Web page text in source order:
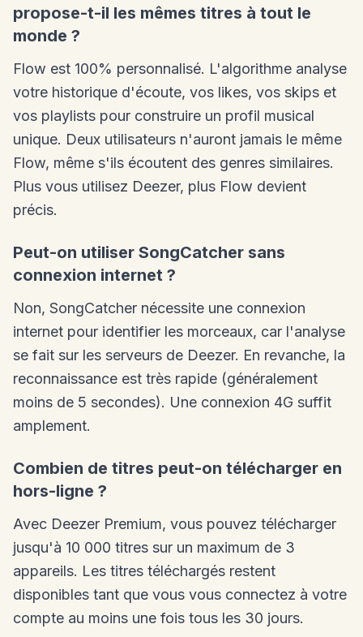
propose-t-il les mêmes titres à tout le
monde ?
Flow est 100% personnalisé. L'algorithme analyse
votre historique d'écoute, vos likes, vos skips et
vos playlists pour construire un profil musical
unique. Deux utilisateurs n'auront jamais le même
Flow, même s'ils écoutent des genres similaires.
Plus vous utilisez Deezer, plus Flow devient
précis.
Peut-on utiliser SongCatcher sans
connexion internet ?
Non, SongCatcher nécessite une connexion
internet pour identifier les morceaux, car l'analyse
se fait sur les serveurs de Deezer. En revanche, la
reconnaissance est très rapide (généralement
moins de 5 secondes). Une connexion 4G suffit
amplement.
Combien de titres peut-on télécharger en
hors-ligne ?
Avec Deezer Premium, vous pouvez télécharger
jusqu'à 10 000 titres sur un maximum de 3
appareils. Les titres téléchargés restent
disponibles tant que vous vous connectez à votre
compte au moins une fois tous les 30 jours.